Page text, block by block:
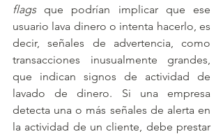
flags que podrían implicar que ese
usuario lava dinero o intenta hacerlo, es
decir, señales de advertencia, como
transacciones inusualmente grandes,
que indican signos de actividad de
lavado de dinero. Si una empresa
detecta una o más señales de alerta en
la actividad de un cliente, debe prestar